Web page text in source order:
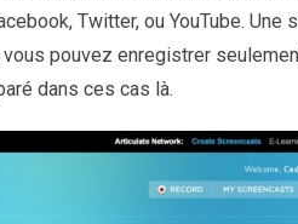
Twitter, ou YouTube. Une
pouvez enregistrer
dans ces cas là.